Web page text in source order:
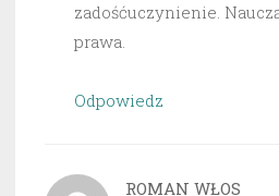
zadośćuczynienie.
prawa.
Odpowiedz
ROMAN WŁOS